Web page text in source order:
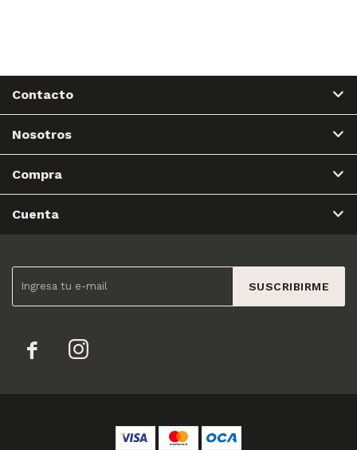
SUSCRIBIRME
 
Contacto
Nosotros
Compra
Cuenta